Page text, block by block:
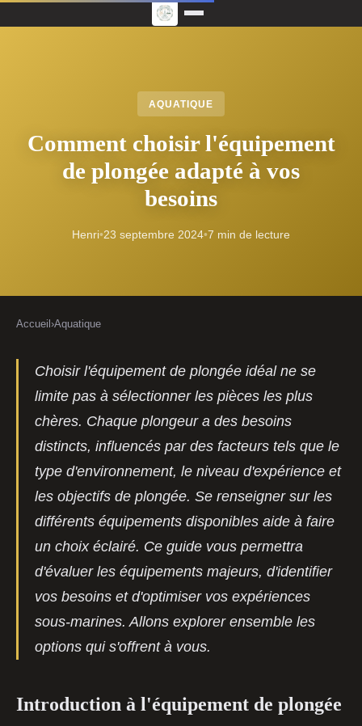
AQUATIQUE
Comment choisir l'équipement
de plongée adapté à vos
besoins
Henri•23 septembre 2024•7 min de lecture
Accueil ›Aquatique
Choisir l'équipement de plongée idéal ne se
limite pas à sélectionner les pièces les plus
chères. Chaque plongeur a des besoins
distincts, influencés par des facteurs tels que le
type d'environnement, le niveau d'expérience et
les objectifs de plongée. Se renseigner sur les
différents équipements disponibles aide à faire
un choix éclairé. Ce guide vous permettra
d'évaluer les équipements majeurs, d'identifier
vos besoins et d'optimiser vos expériences
sous-marines. Allons explorer ensemble les
options qui s'offrent à vous.
Introduction à l'équipement de plongée